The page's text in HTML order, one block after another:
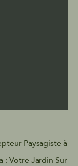
Paysagiste à
: Votre Jardin Sur